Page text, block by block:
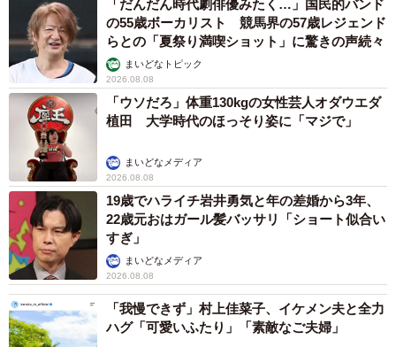
「だんだん時代劇俳優みたく…」国民的バンド
の55歳ボーカリスト 競馬界の57歳レジェンド
らとの「夏祭り満喫ショット」に驚きの声続々
まいどなトピック
2026.08.08
「ウソだろ」体重130kgの女性芸人オダウエダ
植田 大学時代のほっそり姿に「マジで」
まいどなメディア
2026.08.08
19歳でハライチ岩井勇気と年の差婚から3年、
22歳元おはガール髪バッサリ「ショート似合い
すぎ」
まいどなメディア
2026.08.08
「我慢できず」村上佳菜子、イケメン夫と全力
ハグ「可愛いふたり」「素敵なご夫婦」